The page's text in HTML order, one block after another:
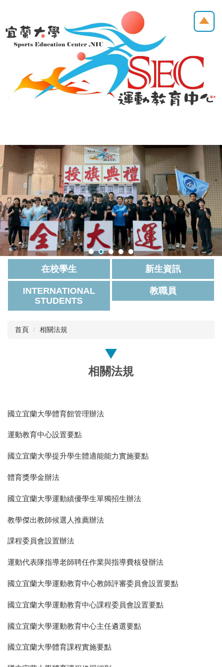
主
要
在校學生 新生資訊
INTERNATIONAL
STUDENTS
教職員
首頁 相關法規
相關法規
國立宜蘭大學體育館管理辦法
運動教育中心設置要點
國立宜蘭大學提升學生體適能能力實施要點
體育獎學金辦法
國立宜蘭大學運動績優學生單獨招生辦法
教學傑出教師候選人推薦辦法
課程委員會設置辦法
運動代表隊指導老師聘任作業與指導費核發辦法
國立宜蘭大學運動教育中心教師評審委員會設置要點
國立宜蘭大學運動教育中心課程委員會設置要點
國立宜蘭大學運動教育中心主任遴選要點
國立宜蘭大學體育課程實施要點